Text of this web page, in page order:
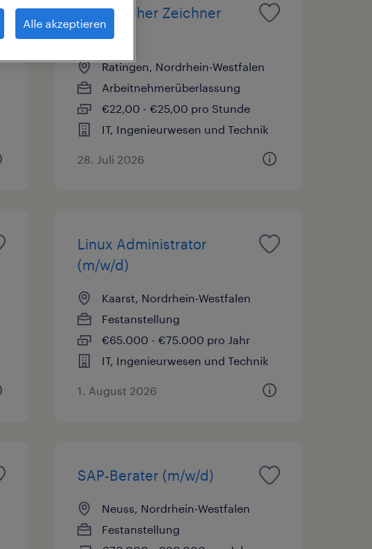
Technischer Zeichner
(m/w/d)
Ratingen, Nordrhein-Westfalen
Arbeitnehmerüberlassung
€22,00 - €25,00 pro Stunde
IT, Ingenieurwesen und Technik
28. Juli 2026
Linux Administrator
(m/w/d)
Kaarst, Nordrhein-Westfalen
Festanstellung
€65.000 - €75.000 pro Jahr
IT, Ingenieurwesen und Technik
1. August 2026
SAP-Berater (m/w/d)
Neuss, Nordrhein-Westfalen
Festanstellung
Alle akzeptieren